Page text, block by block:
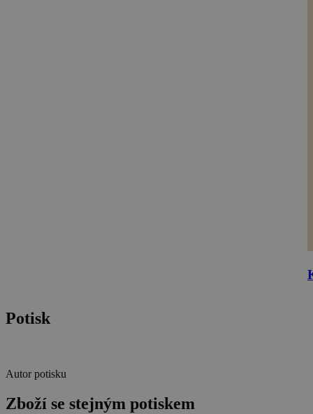
Potisk
Autor potisku
Zboží se stejným potiskem